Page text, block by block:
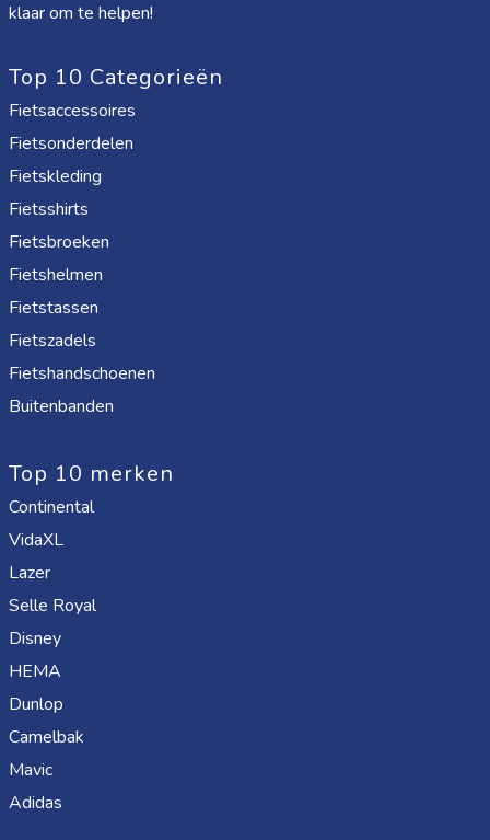
klaar om te helpen!
Top 10 Categorieën
Fietsaccessoires
Fietsonderdelen
Fietskleding
Fietsshirts
Fietsbroeken
Fietshelmen
Fietstassen
Fietszadels
Fietshandschoenen
Buitenbanden
Top 10 merken
Continental
VidaXL
Lazer
Selle Royal
Disney
HEMA
Dunlop
Camelbak
Mavic
Adidas